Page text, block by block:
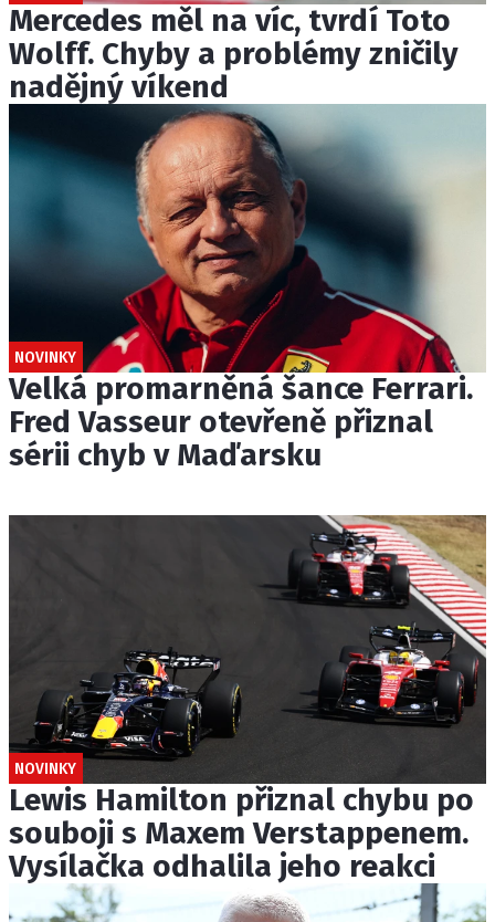
Mercedes měl na víc, tvrdí Toto
Wolff. Chyby a problémy zničily
nadějný víkend
NOVINKY
Velká promarněná šance Ferrari.
Fred Vasseur otevřeně přiznal
sérii chyb v Maďarsku
NOVINKY
Lewis Hamilton přiznal chybu po
souboji s Maxem Verstappenem.
Vysílačka odhalila jeho reakci